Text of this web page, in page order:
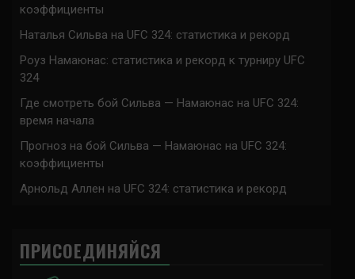
коэффициенты
Наталья Сильва на UFC 324: статистика и рекорд
Роуз Намаюнас: статистика и рекорд к турниру UFC
324
Где смотреть бой Сильва — Намаюнас на UFC 324:
время начала
Прогноз на бой Сильва — Намаюнас на UFC 324:
коэффициенты
Арнольд Аллен на UFC 324: статистика и рекорд
ПРИСОЕДИНЯЙСЯ